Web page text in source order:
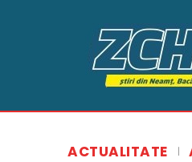
ACTUALITATE